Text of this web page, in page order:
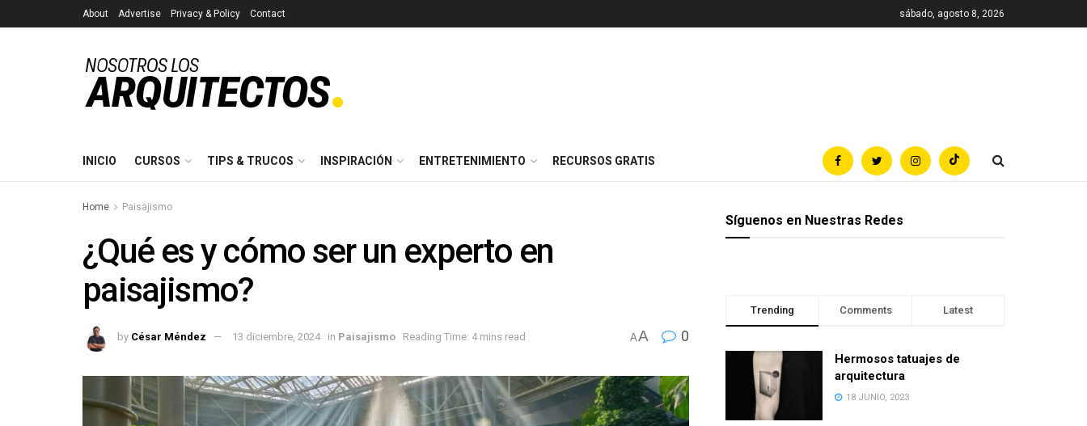
About Advertise Privacy & Policy Contact sábado, agosto 8, 2026
INICIO CURSOS TIPS & TRUCOS INSPIRACIÓN ENTRETENIMIENTO RECURSOS GRATIS
Home Paisajismo
¿Qué es y cómo ser un experto en
paisajismo?
by César Méndez 13 diciembre, 2024 in Paisajismo Reading Time: 4 mins read AA 0
Síguenos en Nuestras Redes
Trending Comments Latest
Hermosos tatuajes de
arquitectura
18 JUNIO, 2023